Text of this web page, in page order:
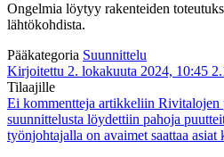
Ongelmia löytyy rakenteiden
lähtökohdista.
Pääkategoria Suunnittelu
Kirjoitettu 2. lokakuuta 2024, 10:45
Tilaajille
Ei kommentteja artikkeliin Rivitalojen
suunnittelusta löydettiin pahoja
työnjohtajalla on avaimet saattaa asiat